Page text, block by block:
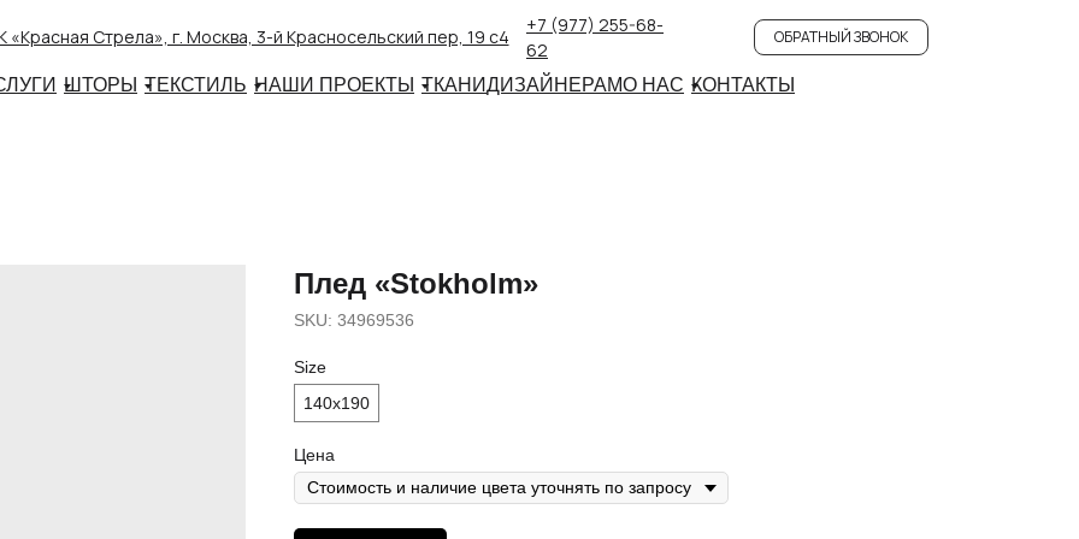
ШТОРЫ ТЕКСТИЛЬ НАШИ ПРОЕКТЫ ТКАНИДИЗАЙНЕРАМО НАС КОНТАКТЫ
+7 (977) 255-68-
62
ОБРАТНЫЙ ЗВОНОК
«Красная Стрела», г. Москва, 3-й Красносельский пер, 19 с4
Плед «Stokholm»
SKU: 34969536
Size
140х190
Цена